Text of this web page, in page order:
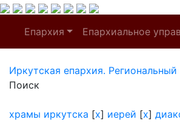
Епархия Епархиальное
Иркутская епархия.
Поиск
храмы иркутска [x] иерей [x]